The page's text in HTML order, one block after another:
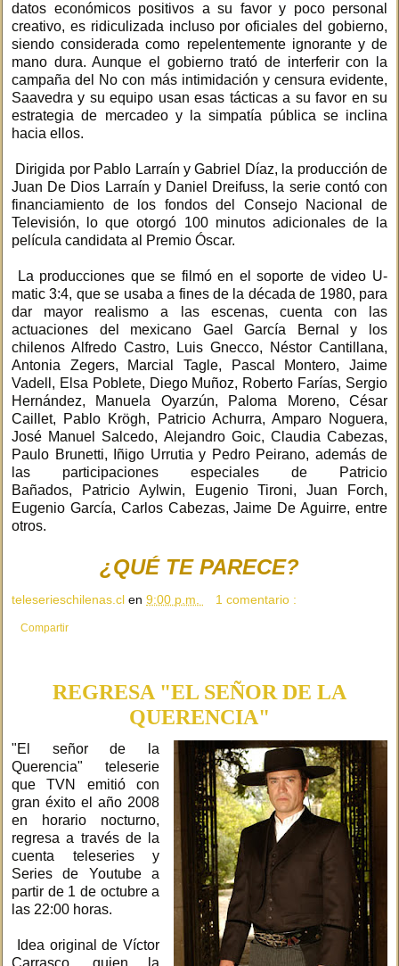
datos económicos positivos a su favor y poco personal
creativo, es ridiculizada incluso por oficiales del gobierno,
siendo considerada como repelentemente ignorante y de
mano dura. Aunque el gobierno trató de interferir con la
campaña del No con más intimidación y censura evidente,
Saavedra y su equipo usan esas tácticas a su favor en su
estrategia de mercadeo y la simpatía pública se inclina
hacia ellos.
Dirigida por Pablo Larraín y Gabriel Díaz, la producción de
Juan De Dios Larraín y Daniel Dreifuss, la serie contó con
financiamiento de los fondos del Consejo Nacional de
Televisión, lo que otorgó 100 minutos adicionales de la
película candidata al Premio Óscar.
La producciones que se filmó en el soporte de video U-
matic 3:4, que se usaba a fines de la década de 1980, para
dar mayor realismo a las escenas, cuenta con las
actuaciones del mexicano Gael García Bernal y los
chilenos Alfredo Castro, Luis Gnecco, Néstor Cantillana,
Antonia Zegers, Marcial Tagle, Pascal Montero, Jaime
Vadell, Elsa Poblete, Diego Muñoz, Roberto Farías, Sergio
Hernández, Manuela Oyarzún, Paloma Moreno, César
Caillet, Pablo Krögh, Patricio Achurra, Amparo Noguera,
José Manuel Salcedo, Alejandro Goic, Claudia Cabezas,
Paulo Brunetti, Iñigo Urrutia y Pedro Peirano, además de
las participaciones especiales de Patricio
Bañados, Patricio Aylwin, Eugenio Tironi, Juan Forch,
Eugenio García, Carlos Cabezas, Jaime De Aguirre, entre
otros.
¿QUÉ TE PARECE?
teleserieschilenas.cl en 9:00 p.m. 1 comentario :
Compartir
REGRESA "EL SEÑOR DE LA
QUERENCIA"
"El señor de la
Querencia" teleserie
que TVN emitió con
gran éxito el año 2008
en horario nocturno,
regresa a través de la
cuenta teleseries y
Series de Youtube a
partir de 1 de octubre a
las 22:00 horas.
Idea original de Víctor